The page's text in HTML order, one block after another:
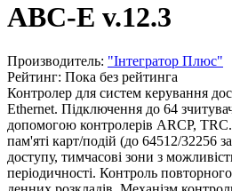
ABC-E v.12.3
Производитель: "Інтегратор Плюс"
Рейтинг: Пока без рейтинга
Контролер для систем керування
Ethernet. Підключення до 64
допомогою контролерів ARCP,
пам'яті карт/подій (до 64512/32256
доступу, тимчасові зони з
періодичності. Контроль